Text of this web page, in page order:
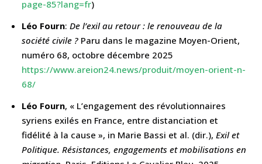
page-85?lang=fr)
Léo Fourn:De l’exil au retour : le renouveau de la
société civile ? Paru dans le magazine Moyen-Orient,
numéro 68, octobre décembre 2025
https://www.areion24.news/produit/moyen-orient-n-
68/
Léo Fourn, « L’engagement des révolutionnaires
syriens exilés en France, entre distanciation et
fidélité à la cause », in Marie Bassi et al. (dir.),Exil et
Politique. Résistances, engagements et mobilisations en